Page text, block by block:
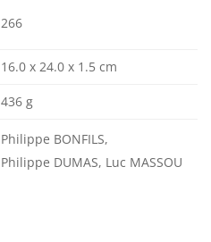
266
16.0 x 24.0 x 1.5 cm
436 g
Philippe BONFILS,
Philippe DUMAS, Luc MASSOU